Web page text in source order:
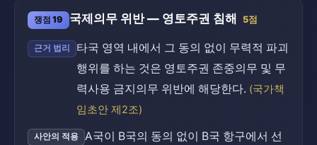
쟁점 19 국제의무 위반 — 영토주권 침해 5점
근거 법리
타국 영역 내에서 그 동의 없이 무력적 파괴
행위를 하는 것은 영토주권 존중의무 및 무
력사용 금지의무 위반에 해당한다. (국가책
임초안 제2조)
사안의 적용
A국이 B국의 동의 없이 B국 항구에서 선